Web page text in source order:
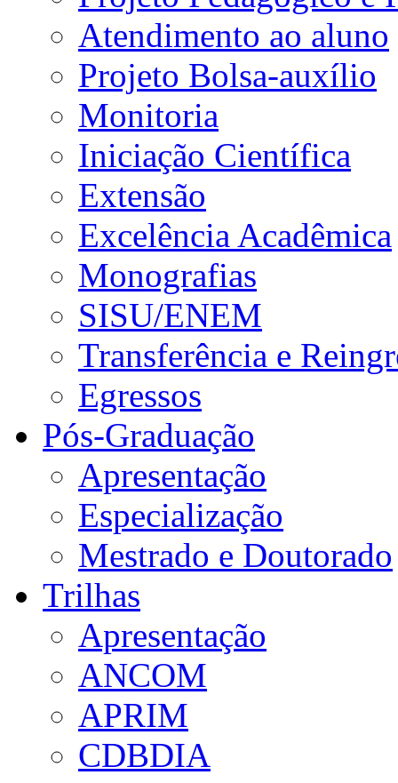
Atendimento ao aluno
Projeto Bolsa-auxílio
Monitoria
Iniciação Científica
Extensão
Excelência Acadêmica
Monografias
SISU/ENEM
Transferência e
Egressos
Pós-Graduação
Apresentação
Especialização
Mestrado e Doutorado
Trilhas
Apresentação
ANCOM
APRIM
CDBDIA